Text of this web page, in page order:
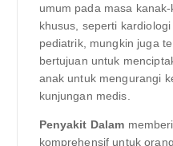
umum pada masa
khusus, seperti
pediatrik, mungkin juga
bertujuan untuk
anak untuk mengurangi
kunjungan medis.
Penyakit Dalam
komprehensif untuk